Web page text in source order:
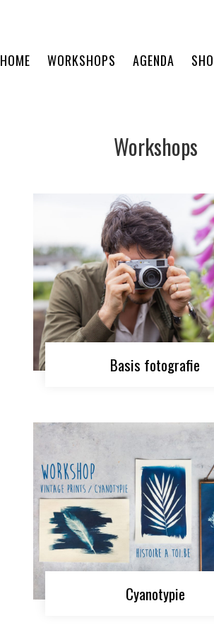
HOME WORKSHOPS AGENDA
Workshops
Basis fotografie
Cyanotypie